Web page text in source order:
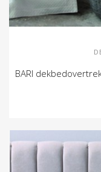
BARI